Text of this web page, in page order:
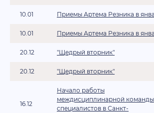
10.01 Приемы Артема Резника в
10.01 Приемы Артема Резника в
20.12 "Щедрый вторник"
20.12 "Щедрый вторник"
16.12
Начало работы
междисциплинарной команды
специалистов в Санкт-